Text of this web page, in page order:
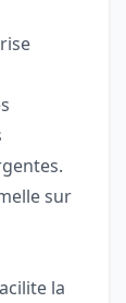
sur
la